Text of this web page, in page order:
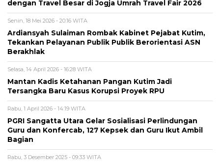
dengan Travel Besar di Jogja Umrah Travel Fair 2026
Senin, 18 Mei 2026 - 20:16 WITA
Ardiansyah Sulaiman Rombak Kabinet Pejabat Kutim,
Tekankan Pelayanan Publik Publik Berorientasi ASN
Berakhlak
Selasa, 14 April 2026 - 16:28 WITA
Mantan Kadis Ketahanan Pangan Kutim Jadi
Tersangka Baru Kasus Korupsi Proyek RPU
Rabu, 1 April 2026 - 14:19 WITA
PGRI Sangatta Utara Gelar Sosialisasi Perlindungan
Guru dan Konfercab, 127 Kepsek dan Guru Ikut Ambil
Bagian
Rabu, 3 Desember 2025 - 09:33 WITA